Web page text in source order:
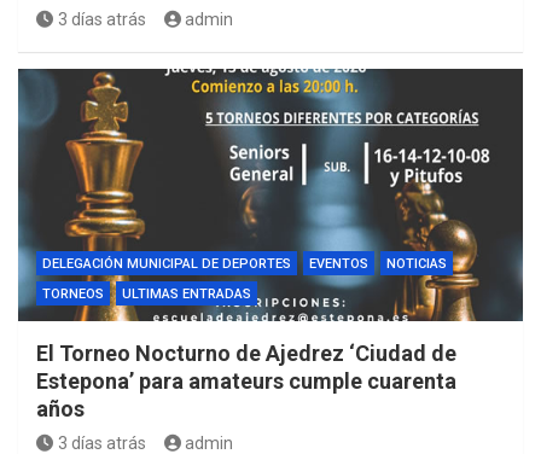
3 días atrás admin
DELEGACIÓN MUNICIPAL DE DEPORTES EVENTOS
NOTICIAS
TORNEOS
ULTIMAS ENTRADAS
El Torneo Nocturno de Ajedrez ‘Ciudad de
Estepona’ para amateurs cumple cuarenta
años
3 días atrás admin